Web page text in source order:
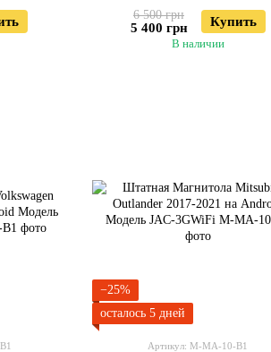
JAC-3GWiFi
6 500 грн
5 400 грн Купить
В наличии
−25%
осталось 5 дней
Артикул: М-МА-10-В1